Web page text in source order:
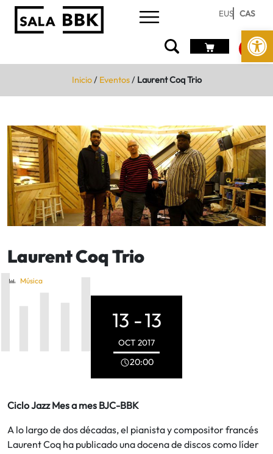
Abrir
EUS CAS
Inicio/ Eventos/ Laurent Coq Trio
Laurent Coq Trio
Música
13 -13
OCT 2017
20:00
Ciclo Jazz Mes a mes BJC-BBK
A lo largo de dos décadas, el pianista y compositor francés
Laurent Coq ha publicado una docena de discos como líder